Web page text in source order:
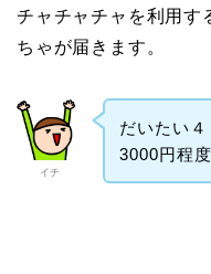
チャチャチャを利用す
ちゃが届きます。
イチ
だいたい
3000円程度